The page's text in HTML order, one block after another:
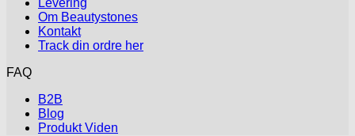
Levering
Om Beautystones
Kontakt
Track din ordre her
FAQ
B2B
Blog
Produkt Viden